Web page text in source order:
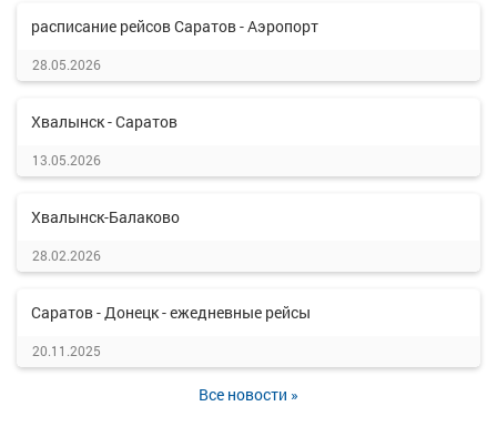
расписание рейсов Саратов - Аэропорт
28.05.2026
Хвалынск - Саратов
13.05.2026
Хвалынск-Балаково
28.02.2026
Саратов - Донецк - ежедневные рейсы
20.11.2025
Все новости »